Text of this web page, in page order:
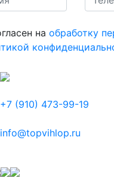
на обработку
+7 (910) 473-99-19
info@topvihlop.ru